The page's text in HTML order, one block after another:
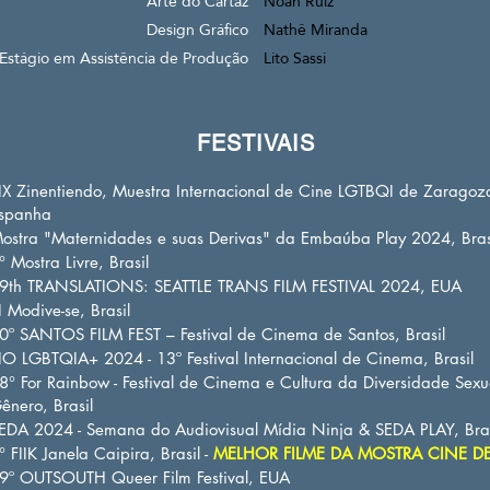
Design Gráfico
Estágio em Assistência de Produção
Nathê Miranda
Lito Sassi
FESTIVAIS
Zinentiendo, Muestra Internacional de Cine LGTBQI de
"Maternidades e suas Derivas" da Embaúba Play 2024,
Mostra Livre, Brasil
TRANSLATIONS: SEATTLE TRANS FILM FESTIVAL 2024, EUA
Modive-se, Brasil
SANTOS FILM FEST – Festival de Cinema de Santos, Brasil
LGBTQIA+ 2024 - 13º Festival Internacional de Cinema, Brasil
For Rainbow - Festival de Cinema e Cultura da Diversidade
Brasil
2024 - Semana do Audiovisual Mídia Ninja & SEDA PLAY,
FIIK Janela Caipira, Brasil - MELHOR FILME DA MOSTRA CINE
OUTSOUTH Queer Film Festival, EUA